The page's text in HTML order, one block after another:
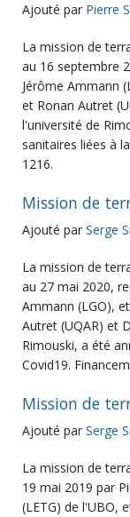
Ajouté par Pierre
La mission de
au 16 septembre
Jérôme Ammann
et Ronan Autret
l'université de
sanitaires liées à
1216.
Mission de
Ajouté par Serge
La mission de
au 27 mai 2020,
Ammann (LGO),
Autret (UQAR) et
Rimouski, a été
Covid19.
Mission de
Ajouté par Serge
La mission de
19 mai 2019 par
(LETG) de l'UBO,